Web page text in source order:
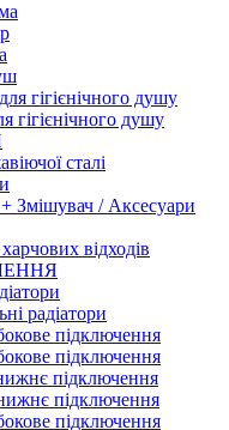
гігієнічного душу
гігієнічного душу
сталі
Змішувач / Аксесуари
відходів
радіатори
підключення
підключення
підключення
підключення
підключення